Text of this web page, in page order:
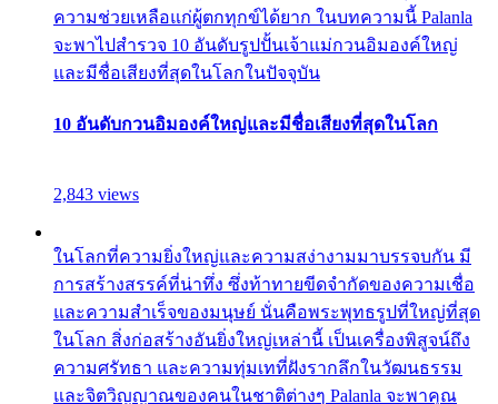
ความช่วยเหลือแก่ผู้ตกทุกข์ได้ยาก ในบทความนี้ Palanla
จะพาไปสำรวจ 10 อันดับรูปปั้นเจ้าแม่กวนอิมองค์ใหญ่
และมีชื่อเสียงที่สุดในโลกในปัจจุบัน
10 อันดับกวนอิมองค์ใหญ่และมีชื่อเสียงที่สุดในโลก
2,843 views
ในโลกที่ความยิ่งใหญ่และความสง่างามมาบรรจบกัน มี
การสร้างสรรค์ที่น่าทึ่ง ซึ่งท้าทายขีดจำกัดของความเชื่อ
และความสำเร็จของมนุษย์ นั่นคือพระพุทธรูปที่ใหญ่ที่สุด
ในโลก สิ่งก่อสร้างอันยิ่งใหญ่เหล่านี้ เป็นเครื่องพิสูจน์ถึง
ความศรัทธา และความทุ่มเทที่ฝังรากลึกในวัฒนธรรม
และจิตวิญญาณของคนในชาติต่างๆ Palanla จะพาคุณ